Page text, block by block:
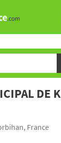
DE
France